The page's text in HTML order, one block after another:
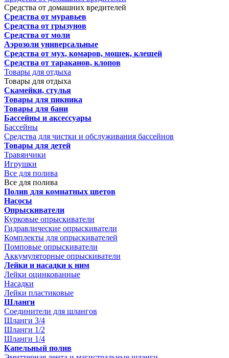
Средства от домашних вредителей
Средства от муравьев
Средства от грызунов
Средства от моли
Аэрозоли универсальные
Средства от мух, комаров, мошек, клещей
Средства от тараканов, клопов
Товары для отдыха
Товары для отдыха
Скамейки, стулья
Товары для пикника
Товары для бани
Бассейны и аксессуары
Бассейны
Средства для чистки и обслуживания бассейнов
Товары для детей
Травянчики
Игрушки
Все для полива
Все для полива
Полив для комнатных цветов
Насосы
Опрыскиватели
Курковые опрыскиватели
Гидравлические опрыскиватели
Комплекты для опрыскивателей
Помповые опрыскиватели
Аккумуляторные опрыскиватели
Лейки и насадки к ним
Лейки оцинкованные
Насадки
Лейки пластиковые
Шланги
Соединители для шлангов
Шланги 3/4
Шланги 1/2
Шланги 1/4
Капельный полив